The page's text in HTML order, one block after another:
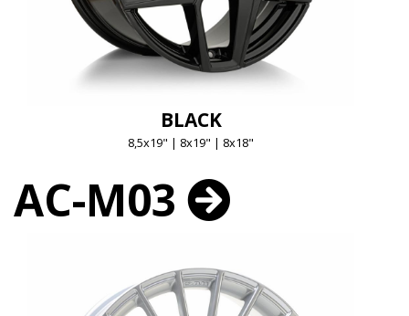
BLACK
8,5x19" | 8x19" | 8x18"
AC-M03